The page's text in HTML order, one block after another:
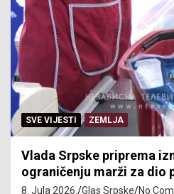
SVE VIJESTI ZEMLJA
Vlada Srpske priprema
ograničenju marži za dio
8. Jula 2026. Glas Srpske No